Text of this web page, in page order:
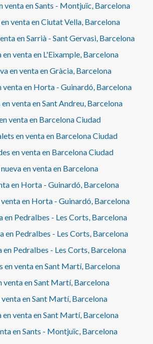
venta en Sants - Montjuïc, Barcelona
venta en Ciutat Vella, Barcelona
en Sarrià - Sant Gervasi, Barcelona
venta en L'Eixample, Barcelona
en venta en Gràcia, Barcelona
venta en Horta - Guinardó, Barcelona
venta en Sant Andreu, Barcelona
venta en Barcelona Ciudad
en venta en Barcelona Ciudad
en venta en Barcelona Ciudad
en venta en Barcelona
en Horta - Guinardó, Barcelona
en Horta - Guinardó, Barcelona
en Pedralbes - Les Corts, Barcelona
en Pedralbes - Les Corts, Barcelona
en Pedralbes - Les Corts, Barcelona
en venta en Sant Martí, Barcelona
venta en Sant Martí, Barcelona
venta en Sant Martí, Barcelona
en venta en Sant Martí, Barcelona
en Sants - Montjuïc, Barcelona